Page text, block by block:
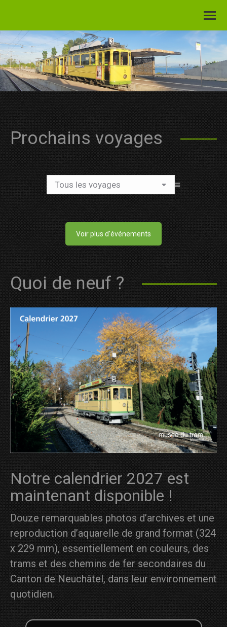
Prochains voyages
Voir plus d'événements
Quoi de neuf ?
Notre calendrier 2027 est
maintenant disponible !
Douze remarquables photos d’archives et une
reproduction d’aquarelle de grand format (324
x 229 mm), essentiellement en couleurs, des
trams et des chemins de fer secondaires du
Canton de Neuchâtel, dans leur environnement
quotidien.